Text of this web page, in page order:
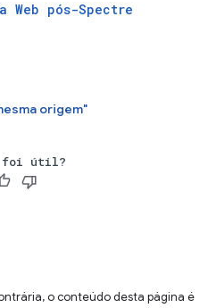
Web pós-Spectre
origem"
foi útil?
o conteúdo desta página é